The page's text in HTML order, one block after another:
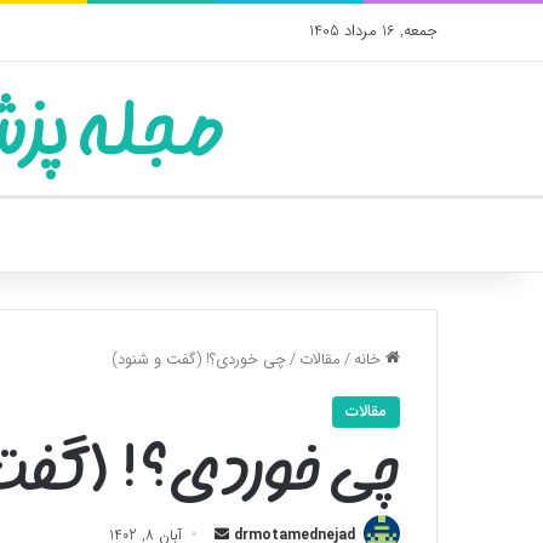
جمعه, 16 مرداد 1405
مجله
خانه/مقالات/چی خوردی؟! (گفت و شنود)
مقالات
چی خوردی؟!
drmotamednejad
ارسال آبان 8, 1402